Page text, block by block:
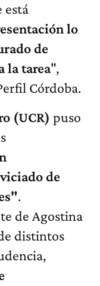
está
lo
de
la tarea",
Córdoba.
(UCR) puso
de
.
de Agostina
distintos